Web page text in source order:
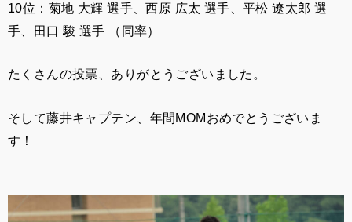
10位：菊地 大輝 選手、西原 広太 選手、平松 遼太郎 選
手、田口 駿 選手 （同率）
たくさんの投票、ありがとうございました。
そして藤井キャプテン、年間MOMおめでとうございま
す！